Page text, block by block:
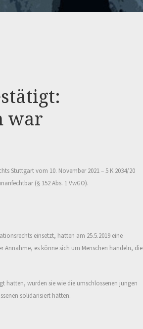
war
Stuttgart vom 10. November 2021 – 5 K 2034/20
(§ 152 Abs. 1 VwGO).
einsetzt, hatten am 25.5.2019 eine
Annahme, es könne sich um Menschen handeln, die
hatten, wurden sie wie die umschlossenen jungen
solidarisiert hätten.